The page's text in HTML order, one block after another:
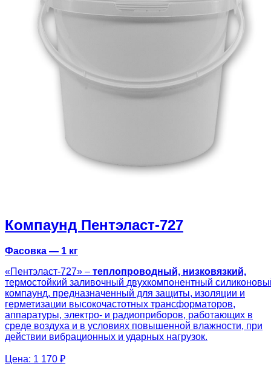
Компаунд Пентэласт-727
Фасовка — 1 кг
«Пентэласт-727» – теплопроводный, низковязкий,
термостойкий заливочный двухкомпонентный
компаунд, предназначенный для защиты, изоляции и
герметизации высокочастотных трансформаторов,
аппаратуры, электро- и радиоприборов, работающих в
среде воздуха и в условиях повышенной влажности, при
действии вибрационных и ударных нагрузок.
Цена: 1 170 ₽